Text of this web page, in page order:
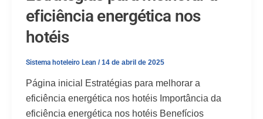
eficiência energética nos
hotéis
Sistema hoteleiro Lean /14 de abril de 2025
Página inicial Estratégias para melhorar a
eficiência energética nos hotéis Importância da
eficiência energética nos hotéis Benefícios